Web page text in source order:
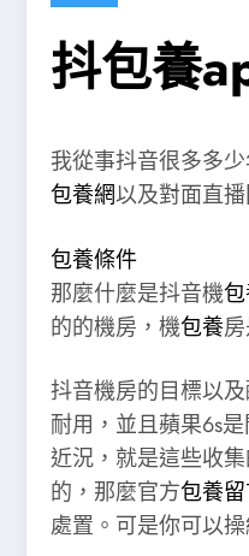
抖包養
我從事抖音很多多
包養網以及對面直
包養條件
那麼什麼是抖音機
的的機房，機包養
抖音機房的目標以
耐用，並且蘋果6s
近況，就是這些收
的，那麼官方包養
處置。可是你可以